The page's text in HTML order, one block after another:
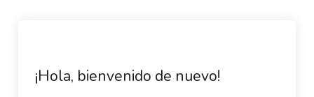
¡Hola, bienvenido de nuevo!